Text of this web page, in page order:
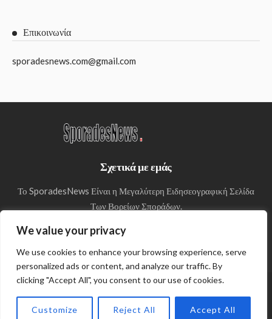
We value your privacy
We use cookies to enhance your browsing experience, serve
personalized ads or content, and analyze our traffic. By
clicking "Accept All", you consent to our use of cookies.
Customize Reject All Accept All
Επικοινωνία
sporadesnews.com@gmail.com
Σχετικά με εμάς
Το SporadesNews Είναι η Μεγαλύτερη Ειδησεογραφική Σελίδα
Των Βορείων Σποράδων.
© Copyright 2024 SporadesNews
Πολιτική απορρήτου